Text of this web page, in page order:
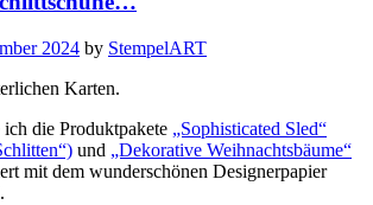
2024 by StempelART
Karten.
die Produktpakete „Sophisticated Sled“
und „Dekorative Weihnachtsbäume“
mit dem wunderschönen Designerpapier